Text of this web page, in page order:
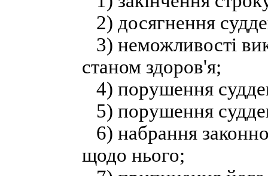
2) досягнення
3) неможливості
станом здоров'я;
4) порушення
5) порушення
6) набрання
щодо нього;